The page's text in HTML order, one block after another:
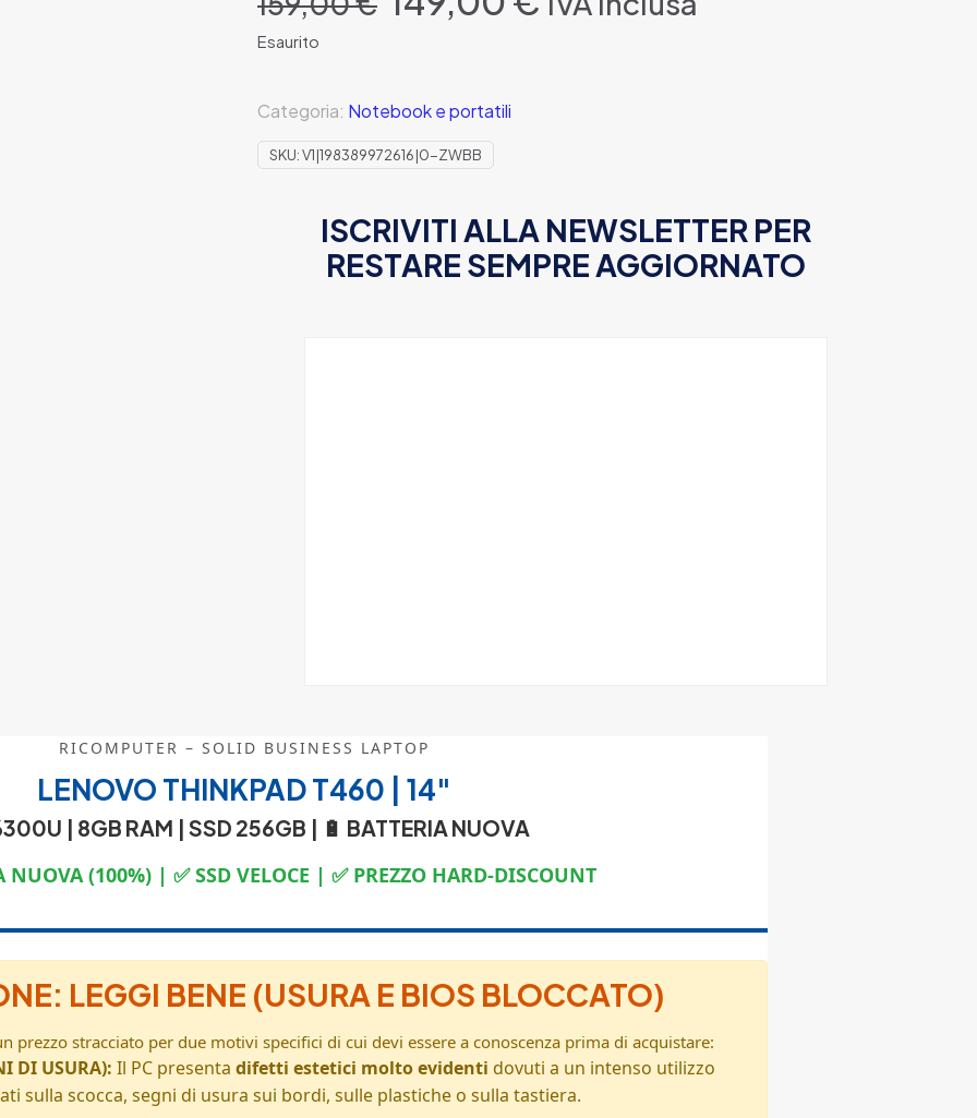
prezzo
159,00 €.
prezzo
Esaurito
Categoria: Notebook e portatili
SKU:V1|198389972616|0-ZWBB
ISCRIVITI ALLA NEWSLETTER PER
RESTARE SEMPRE AGGIORNATO
RICOMPUTER – SOLID BUSINESS LAPTOP
LENOVO THINKPAD T460 | 14″
| 8GB RAM | SSD 256GB |
🔋 BATTERIA NUOVA
NUOVA (100%) | ✅ SSD VELOCE | ✅ PREZZO HARD-DISCOUNT
LEGGI BENE (USURA E BIOS BLOCCATO)
prezzo stracciato per due motivi specifici di cui devi essere a conoscenza prima di acquistare:
DI USURA): Il PC presenta difetti estetici molto evidenti dovuti a un intenso utilizzo
sulla scocca, segni di usura sui bordi, sulle plastiche o sulla tastiera.